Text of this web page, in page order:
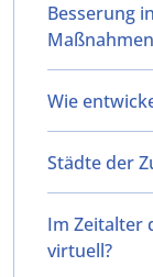
Besserung
Wie
Städte der
Im Zeitalter
virtuell?